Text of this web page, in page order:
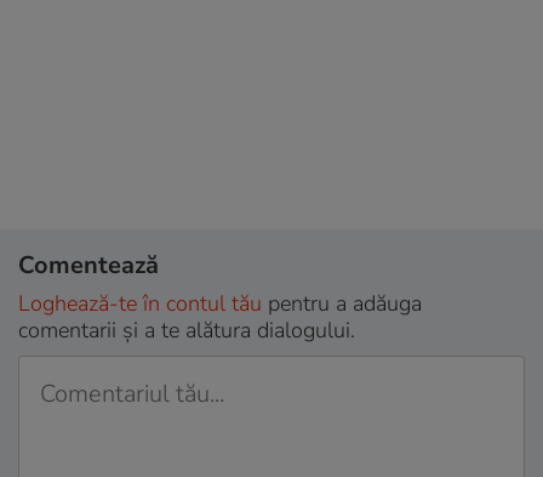
Comentează
Loghează-te în contul tău pentru a adăuga
comentarii și a te alătura dialogului.